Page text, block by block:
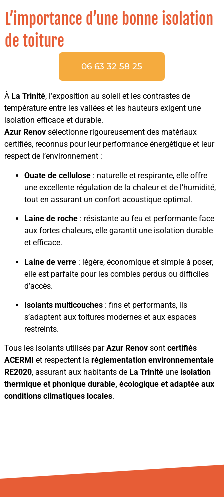
L’importance d’une bonne isolation
de toiture
06 63 32 58 25
À La Trinité, l’exposition au soleil et les contrastes de
température entre les vallées et les hauteurs exigent une
isolation efficace et durable.
Azur Renov sélectionne rigoureusement des matériaux
certifiés, reconnus pour leur performance énergétique et leur
respect de l’environnement :
Ouate de cellulose : naturelle et respirante, elle offre
une excellente régulation de la chaleur et de l’humidité,
tout en assurant un confort acoustique optimal.
Laine de roche : résistante au feu et performante face
aux fortes chaleurs, elle garantit une isolation durable
et efficace.
Laine de verre : légère, économique et simple à poser,
elle est parfaite pour les combles perdus ou difficiles
d’accès.
Isolants multicouches : fins et performants, ils
s’adaptent aux toitures modernes et aux espaces
restreints.
Tous les isolants utilisés parAzur Renov sont certifiés
ACERMI
et respectent la réglementation environnementale
RE2020, assurant aux habitants de La Trinité une isolation
thermique et phonique durable, écologique et adaptée aux
conditions climatiques locales.